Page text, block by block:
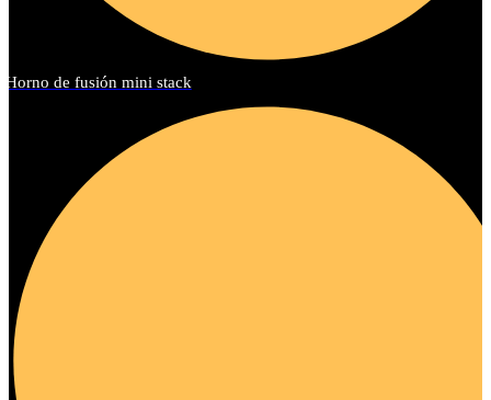
Horno de fusión mini stack